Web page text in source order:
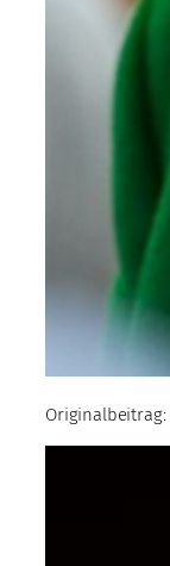
Originalbeitrag: